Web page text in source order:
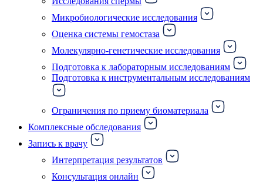
Микробиологические исследования
Оценка системы гемостаза
Молекулярно-генетические исследования
Подготовка к лабораторным исследованиям
Подготовка к инструментальным исследованиям
Ограничения по приему биоматериала
Комплексные обследования
Запись к врачу
Интерпретация результатов
Консультация онлайн